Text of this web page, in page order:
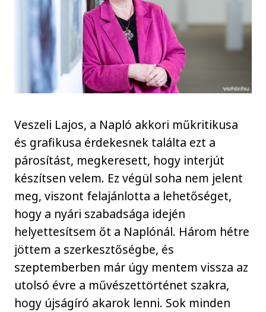
Veszeli Lajos, a Napló akkori műkritikusa
és grafikusa érdekesnek találta ezt a
párosítást, megkeresett, hogy interjút
készítsen velem. Ez végül soha nem jelent
meg, viszont felajánlotta a lehetőséget,
hogy a nyári szabadsága idején
helyettesítsem őt a Naplónál. Három hétre
jöttem a szerkesztőségbe, és
szeptemberben már úgy mentem vissza az
utolsó évre a művészettörténet szakra,
hogy újságíró akarok lenni. Sok minden